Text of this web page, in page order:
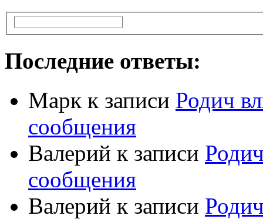
Последние ответы:
Марк к записи Родич
сообщения
Валерий к записи
сообщения
Валерий к записи